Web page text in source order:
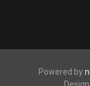
Powered by